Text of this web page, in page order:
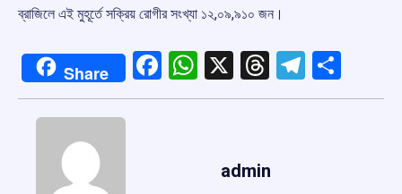
ব্রাজিলে এই মুহূর্তে সক্রিয় রোগীর সংখ্যা ১২,০৯,৯১০ জন।
Share Facebook
WhatsApp
X Threads
admin